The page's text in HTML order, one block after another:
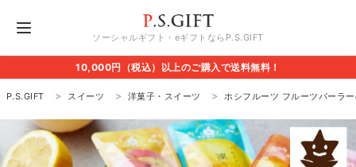
ソーシャルギフト・eギフトならP.S.GIFT
10,000円（税込）以上のご購入で送料無料！
P.S.GIFT スイーツ 洋菓子・スイーツ ホシフルーツ フルーツパーラ